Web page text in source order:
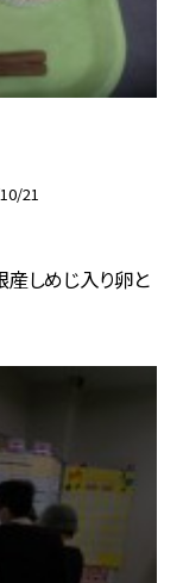
21
産しめじ入り卵と